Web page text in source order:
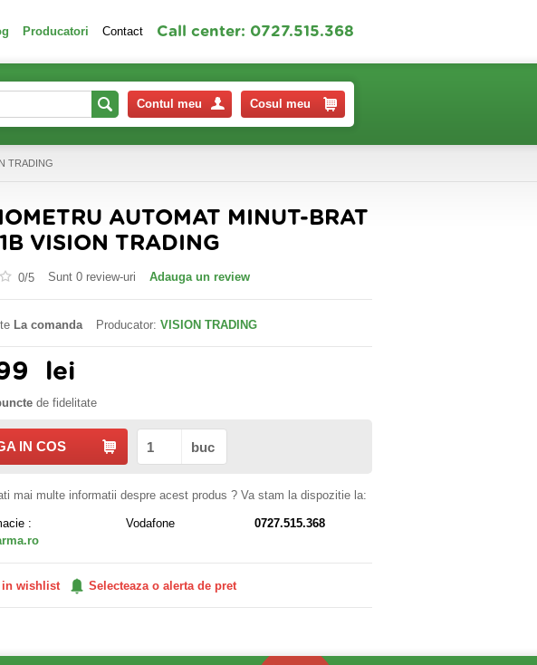
Producatori Contact Call center: 0727.515.368
Contul meu Cosul meu
TRADING
AUTOMAT MINUT-BRAT
VISION TRADING
0/5 Sunt 0 review-uri Adauga un review
La comanda Producator: VISION TRADING
lei
de fidelitate
IN COS buc
mai multe informatii despre acest produs ? Va stam la dispozitie la:
: Vodafone
0727.515.368
in wishlist Selecteaza o alerta de pret